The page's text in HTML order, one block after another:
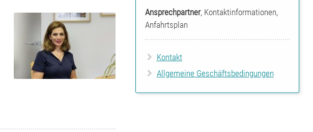
Ansprechpartner, Kontaktinformationen,
Anfahrtsplan
Kontakt
Allgemeine Geschäftsbedingungen